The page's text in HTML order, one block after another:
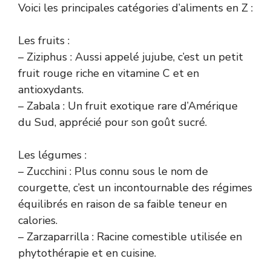
Voici les principales catégories d’aliments en Z :
Les fruits :
– Ziziphus : Aussi appelé jujube, c’est un petit
fruit rouge riche en vitamine C et en
antioxydants.
– Zabala : Un fruit exotique rare d’Amérique
du Sud, apprécié pour son goût sucré.
Les légumes :
– Zucchini : Plus connu sous le nom de
courgette, c’est un incontournable des régimes
équilibrés en raison de sa faible teneur en
calories.
– Zarzaparrilla : Racine comestible utilisée en
phytothérapie et en cuisine.